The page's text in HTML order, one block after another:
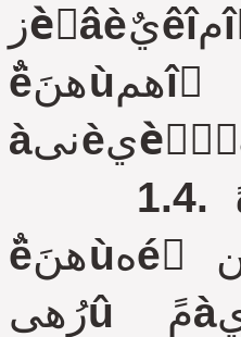
زèُâèيٌêîمî ًàéîيà» نîïîëيèٍü ٌëîâàىè â ٌêîلêàُ
ٌëهنَ‏ùهمî ٌîنهًوàيèے: «(نàëهه ïî ٍهêٌٍَ -
1.4. دهًâûé àلçàِ ïَيêٍà 2.5.4 èçëîوèٍü â
ٌëهنَ‏ùهé ًهنàêِèè: «2.5.4. آ ٌëَ÷àه îٌٌٍٍٍَâèے
رُهىû مًàيèِ ïًèëهمà‏ùèُ ٍهًًèٍîًèé ê يèوه